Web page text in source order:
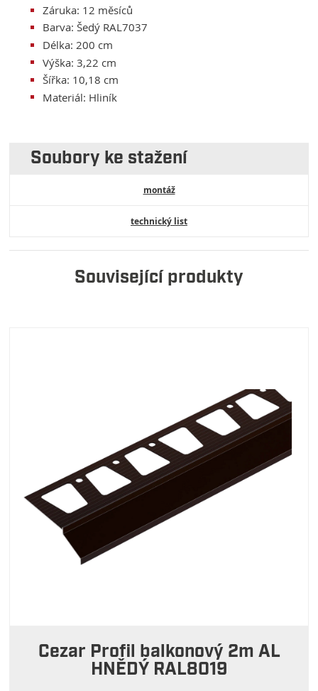
Záruka: 12 měsíců
Barva: Šedý RAL7037
Délka: 200 cm
Výška: 3,22 cm
Šířka: 10,18 cm
Materiál: Hliník
Soubory ke stažení
montáž
technický list
Související produkty
Cezar Profil balkonový 2m AL
HNĚDÝ RAL8019